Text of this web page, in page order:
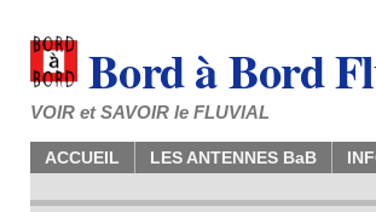
Bord à Bord
VOIR et SAVOIR le FLUVIAL
ACCUEIL LES ANTENNES BaB